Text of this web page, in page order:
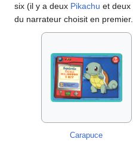
six (il y a deux Pikachu et deux
du narrateur choisit en premier.
Carapuce